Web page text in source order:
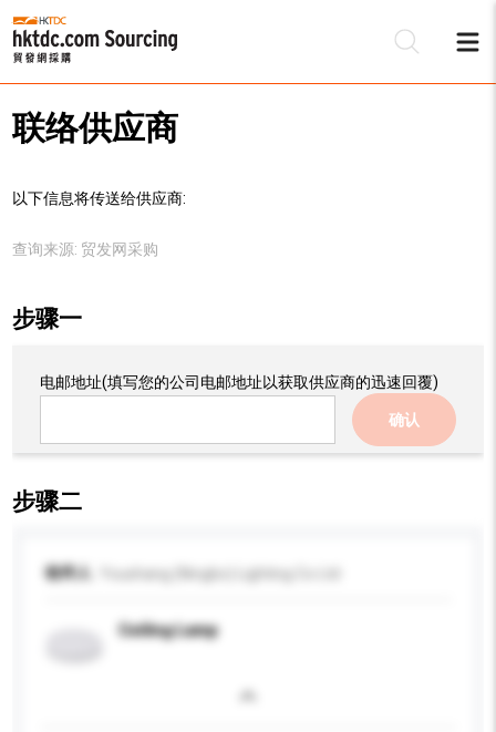
联络供应商
以下信息将传送给供应商:
查询来源: 贸发网采购
步骤一
电邮地址(填写您的公司电邮地址以获取供应商的迅速回覆)
确认
步骤二
收件人
Ceiling Lamp